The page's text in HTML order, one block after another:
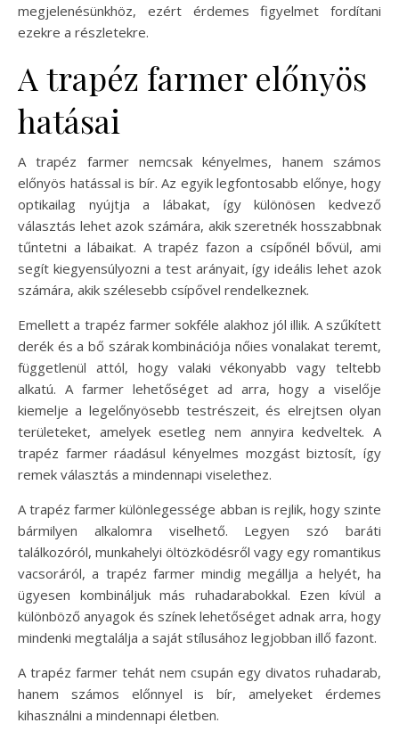
megjelenésünkhöz, ezért érdemes figyelmet fordítani
ezekre a részletekre.
A trapéz farmer előnyös
hatásai
A trapéz farmer nemcsak kényelmes, hanem számos
előnyös hatással is bír. Az egyik legfontosabb előnye, hogy
optikailag nyújtja a lábakat, így különösen kedvező
választás lehet azok számára, akik szeretnék hosszabbnak
tűntetni a lábaikat. A trapéz fazon a csípőnél bővül, ami
segít kiegyensúlyozni a test arányait, így ideális lehet azok
számára, akik szélesebb csípővel rendelkeznek.
Emellett a trapéz farmer sokféle alakhoz jól illik. A szűkített
derék és a bő szárak kombinációja nőies vonalakat teremt,
függetlenül attól, hogy valaki vékonyabb vagy teltebb
alkatú. A farmer lehetőséget ad arra, hogy a viselője
kiemelje a legelőnyösebb testrészeit, és elrejtsen olyan
területeket, amelyek esetleg nem annyira kedveltek. A
trapéz farmer ráadásul kényelmes mozgást biztosít, így
remek választás a mindennapi viselethez.
A trapéz farmer különlegessége abban is rejlik, hogy szinte
bármilyen alkalomra viselhető. Legyen szó baráti
találkozóról, munkahelyi öltözködésről vagy egy romantikus
vacsoráról, a trapéz farmer mindig megállja a helyét, ha
ügyesen kombináljuk más ruhadarabokkal. Ezen kívül a
különböző anyagok és színek lehetőséget adnak arra, hogy
mindenki megtalálja a saját stílusához legjobban illő fazont.
A trapéz farmer tehát nem csupán egy divatos ruhadarab,
hanem számos előnnyel is bír, amelyeket érdemes
kihasználni a mindennapi életben.